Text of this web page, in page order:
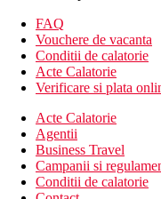
internet WiFi
seif la receptie
loc de
Inchirieri auto
Descrierea plajei
nisipos, public
sezlonguri si
Activitati gratuite
FAQ
Vouchere de vacanta
Conditii de calatorie
Acte Calatorie
Verificare si plata
Acte Calatorie
Agentii
Business Travel
Campanii si
Conditii de calatorie